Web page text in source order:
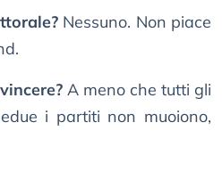
Nessuno. Non piace
A meno che tutti gli
i partiti non muoiono,